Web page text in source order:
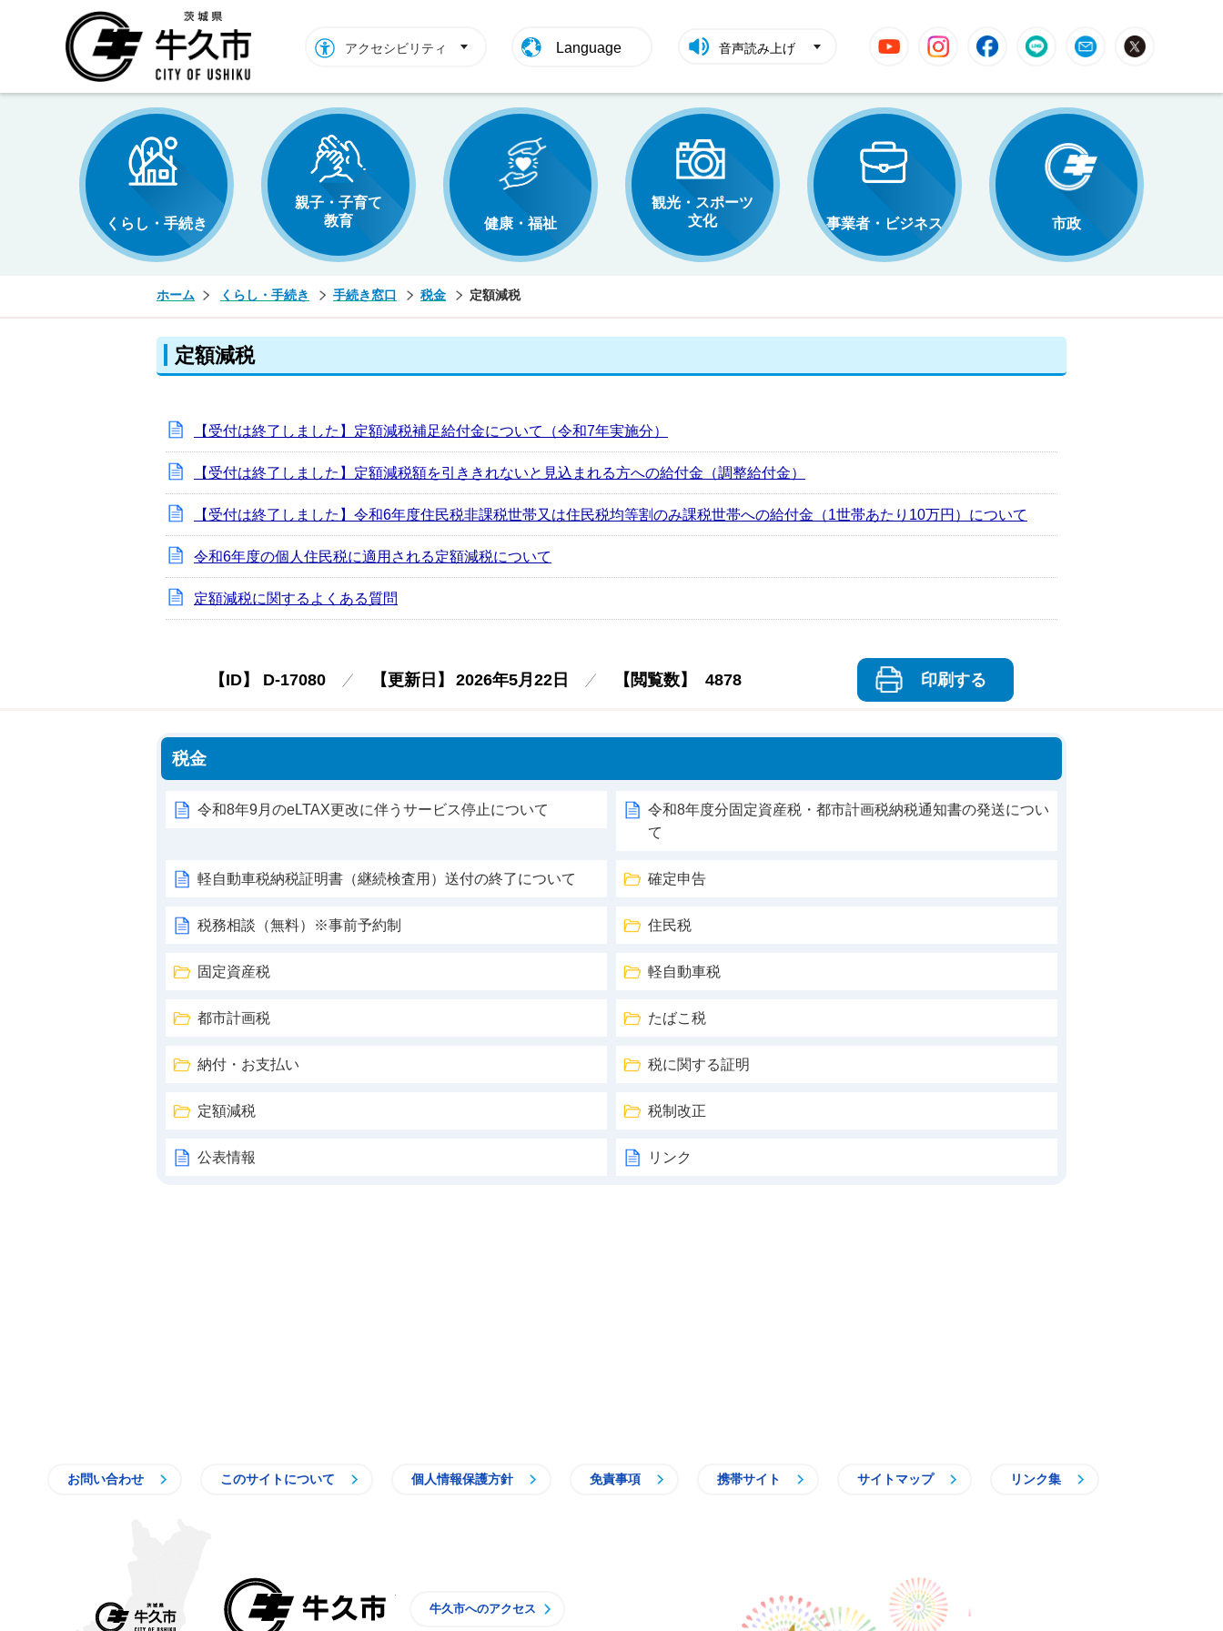
アクセシビリティ Language 音声読み上げ
YouTube InstagramFacebookLINE Mail
くらし・手続き
親子・子育て
教育
健康・福祉
観光・スポーツ
文化
事業者・ビジネス 市政
ホーム くらし・手続き 手続き窓口 税金 定額減税
定額減税
【受付は終了しました】定額減税補足給付金について（令和7年実施分）
【受付は終了しました】定額減税額を引ききれないと見込まれる方への給付金（調整給付金）
【受付は終了しました】令和6年度住民税非課税世帯又は住民税均等割のみ課税世帯への給付金（1世帯あたり10万円）について
令和6年度の個人住民税に適用される定額減税について
定額減税に関するよくある質問
【ID】 D-17080 【更新日】 2026年5月22日 【閲覧数】 4878 印刷する
税金
令和8年9月のeLTAX更改に伴うサービス停止について
令和8年度分固定資産税・都市計画税納税通知書の発送につい
て
軽自動車税納税証明書（継続検査用）送付の終了について 確定申告
税務相談（無料）※事前予約制 住民税
固定資産税 軽自動車税
都市計画税 たばこ税
納付・お支払い 税に関する証明
定額減税 税制改正
公表情報 リンク
お問い合わせ このサイトについて 個人情報保護方針 免責事項 携帯サイト サイトマップ リンク集
牛久市へのアクセス